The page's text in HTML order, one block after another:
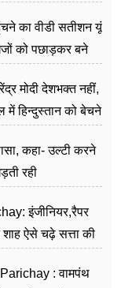
का वीडी सतीशन यूं
को पछाड़कर बने
मोदी देशभक्त नहीं,
में हिन्दुस्तान को बेचने
कहा- उल्टी करने
रही
इंजीनियर,रैपर
ऐसे चढ़े सत्ता की
: वामपंथ